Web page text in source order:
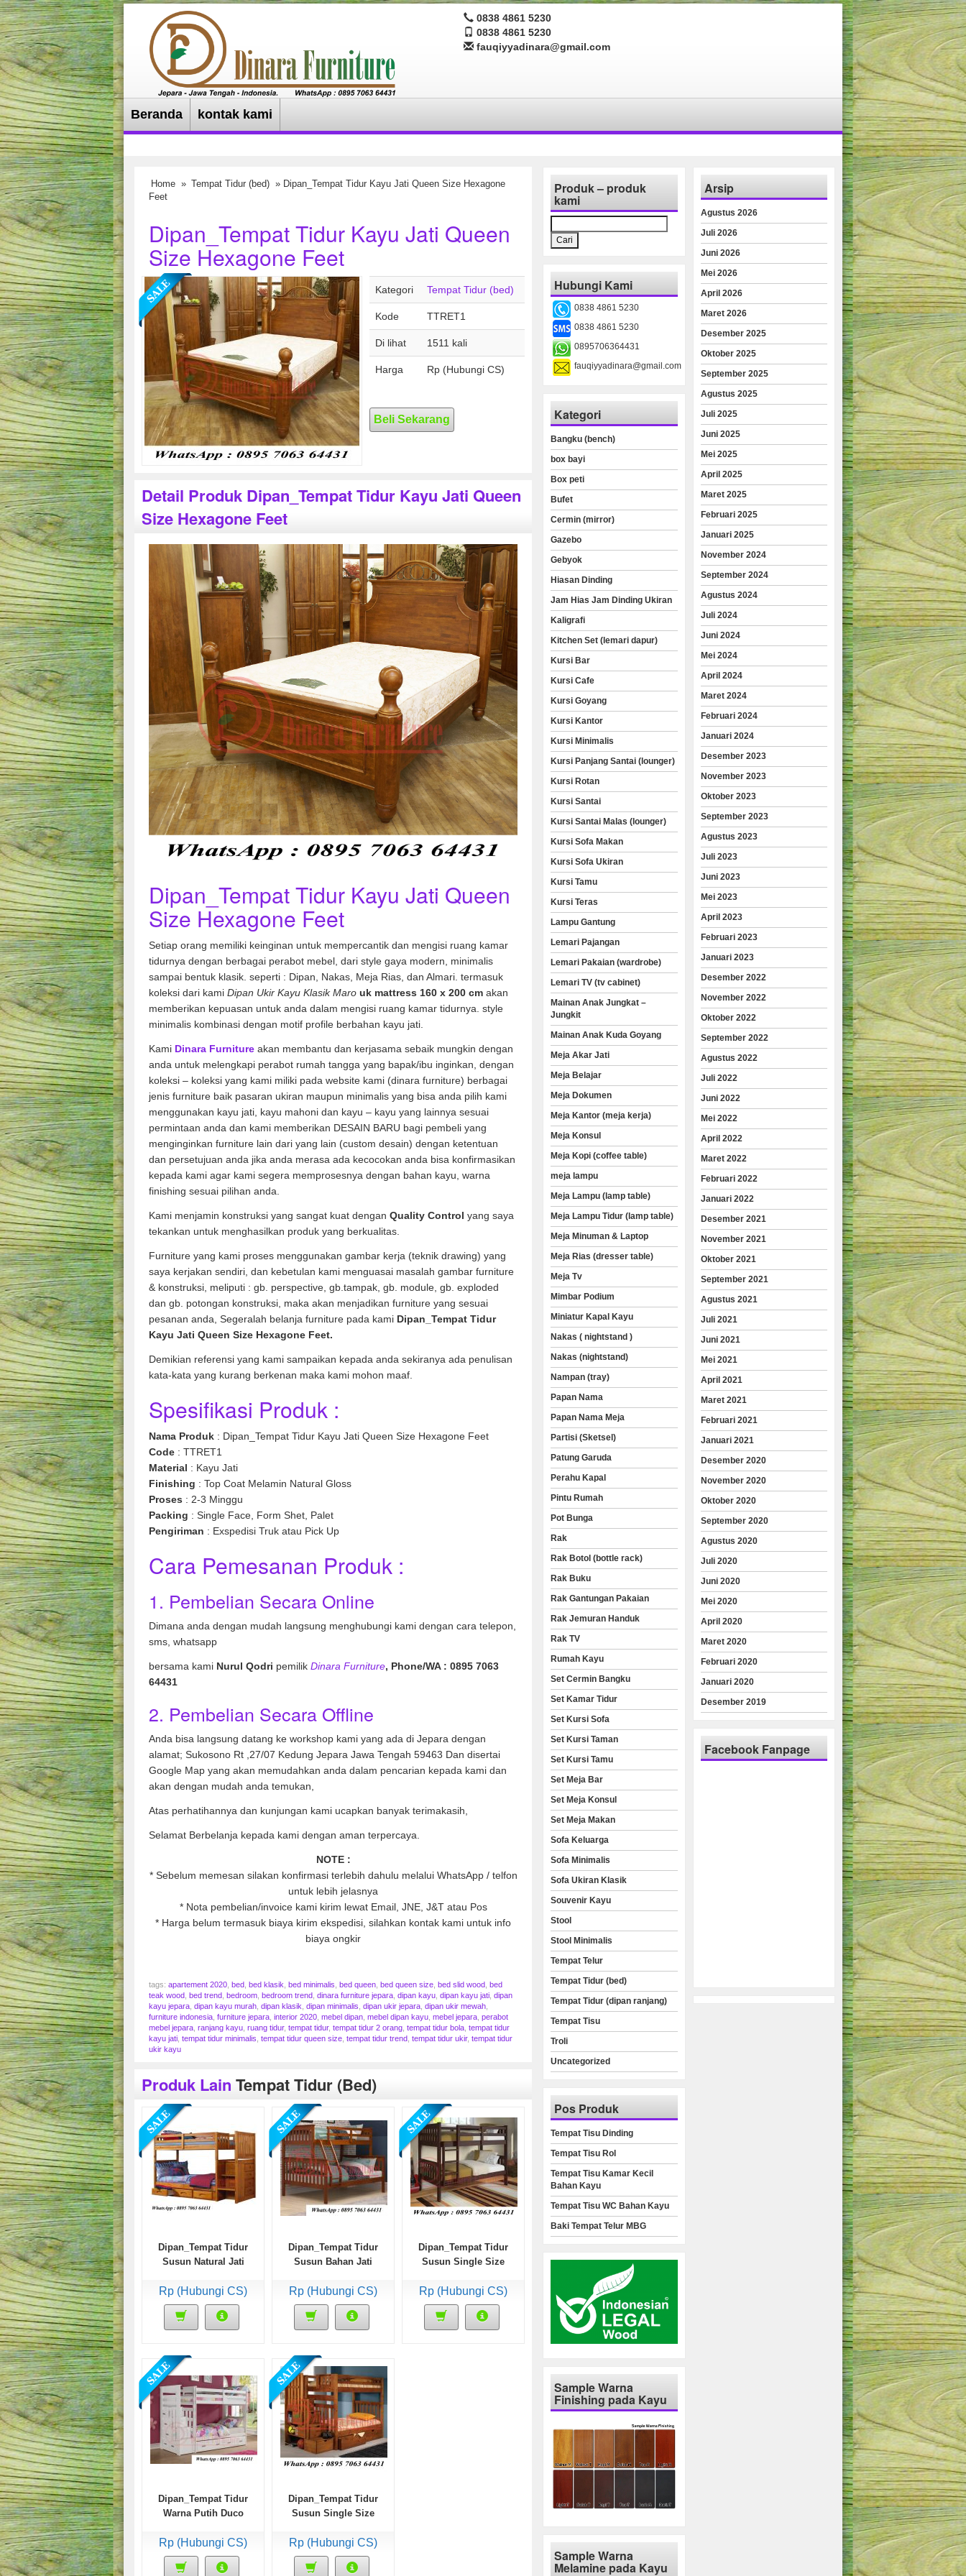
0838 4861 5230
0838 4861 5230
fauqiyyadinara@gmail.com
Beranda kontak kami
Home » Tempat Tidur (bed) » Dipan_Tempat Tidur Kayu Jati Queen Size Hexagone
Feet
Dipan_Tempat Tidur Kayu Jati Queen
Size Hexagone Feet
Kategori Tempat Tidur (bed)
Kode TTRET1
Di lihat 1511 kali
Harga Rp (Hubungi CS)
Beli Sekarang
Detail Produk Dipan_Tempat Tidur Kayu Jati Queen
Size Hexagone Feet
Dipan_Tempat Tidur Kayu Jati Queen
Size Hexagone Feet
Setiap orang memiliki keinginan untuk mempercantik dan mengisi ruang kamar
tidurnya dengan berbagai perabot mebel, dari style gaya modern, minimalis
sampai bentuk klasik. seperti : Dipan, Nakas, Meja Rias, dan Almari. termasuk
koleksi dari kami Dipan Ukir Kayu Klasik Maro uk mattress 160 x 200 cm akan
memberikan kepuasan untuk anda dalam mengisi ruang kamar tidurnya. style
minimalis kombinasi dengan motif profile berbahan kayu jati.
Kami Dinara Furniture akan membantu dan kerjasama sebaik mungkin dengan
anda untuk melengkapi perabot rumah tangga yang bapak/ibu inginkan, dengan
koleksi – koleksi yang kami miliki pada website kami (dinara furniture) berbagai
jenis furniture baik pasaran ukiran maupun minimalis yang bisa anda pilih kami
menggunakan kayu jati, kayu mahoni dan kayu – kayu yang lainnya sesuai
permintaan anda dan kami memberikan DESAIN BARU bagi pembeli yang
menginginkan furniture lain dari yang lain (custom desain) dengan ketentuan
dan persetujuan anda jika anda merasa ada kecocokan anda bisa konfirmasikan
kepada kami agar kami segera memprosesnya dengan bahan kayu, warna
finishing sesuai pilihan anda.
Kami menjamin konstruksi yang sangat kuat dengan Quality Control yang saya
tekankan untuk menghasilkan produk yang berkualitas.
Furniture yang kami proses menggunakan gambar kerja (teknik drawing) yang
saya kerjakan sendiri, dan kebetulan kami menguasai masalah gambar furniture
& konstruksi, meliputi : gb. perspective, gb.tampak, gb. module, gb. exploded
dan gb. potongan konstruksi, maka akan menjadikan furniture yang sesuai
pesanan anda, Segeralah belanja furniture pada kami Dipan_Tempat Tidur
Kayu Jati Queen Size Hexagone Feet.
Demikian referensi yang kami sampaikan kepada anda sekiranya ada penulisan
kata-kata yang kurang berkenan maka kami mohon maaf.
Spesifikasi Produk :
Nama Produk : Dipan_Tempat Tidur Kayu Jati Queen Size Hexagone Feet
Code : TTRET1
Material : Kayu Jati
Finishing : Top Coat Melamin Natural Gloss
Proses : 2-3 Minggu
Packing : Single Face, Form Shet, Palet
Pengiriman : Exspedisi Truk atau Pick Up
Cara Pemesanan Produk :
1. Pembelian Secara Online
Dimana anda dengan mudah langsung menghubungi kami dengan cara telepon,
sms, whatsapp
bersama kami Nurul Qodri pemilik Dinara Furniture, Phone/WA : 0895 7063
64431
2. Pembelian Secara Offline
Anda bisa langsung datang ke workshop kami yang ada di Jepara dengan
alamat; Sukosono Rt ,27/07 Kedung Jepara Jawa Tengah 59463 Dan disertai
Google Map yang akan memudahkan anda dalam pencarian kepada kami dan
akan dengan mudah anda temukan,
Atas perhatihannya dan kunjungan kami ucapkan banyak terimakasih,
Selamat Berbelanja kepada kami dengan aman terpercaya.
NOTE :
* Sebelum memesan silakan konfirmasi terlebih dahulu melalui WhatsApp / telfon
untuk lebih jelasnya
* Nota pembelian/invoice kami kirim lewat Email, JNE, J&T atau Pos
* Harga belum termasuk biaya kirim ekspedisi, silahkan kontak kami untuk info
biaya ongkir
tags: apartement 2020 bed bed klasik bed minimalis bed queen bed queen size bed slid wood bed
teak wood bed trend bedroom bedroom trend dinara furniture jepara dipan kayu dipan kayu jati dipan
kayu jepara dipan kayu murah dipan klasik dipan minimalis dipan ukir jepara dipan ukir mewah
furniture indonesia furniture jepara interior 2020 mebel dipan mebel dipan kayu mebel jepara perabot
mebel jepara ranjang kayu ruang tidur, tempat tidur, tempat tidur 2 orang tempat tidur bola tempat tidur
kayu jati tempat tidur minimalis tempat tidur queen size tempat tidur trend tempat tidur ukir, tempat tidur
ukir kayu
Produk Lain Tempat Tidur (bed)
Dipan_Tempat Tidur
Susun Natural Jati
Rp (Hubungi CS)
Dipan_Tempat Tidur
Susun Bahan Jati
Rp (Hubungi CS)
Dipan_Tempat Tidur
Susun Single Size
Rp (Hubungi CS)
Dipan_Tempat Tidur
Warna Putih Duco
Rp (Hubungi CS)
Dipan_Tempat Tidur
Susun Single Size
Rp (Hubungi CS)
Produk – produk
kami
untuk:
Hubungi Kami
0838 4861 5230
0838 4861 5230
0895706364431
fauqiyyadinara@gmail.com
Kategori
Bangku (bench)
box bayi
Box peti
Bufet
Cermin (mirror)
Gazebo
Gebyok
Hiasan Dinding
Jam Hias Jam Dinding Ukiran
Kaligrafi
Kitchen Set (lemari dapur)
Kursi Bar
Kursi Cafe
Kursi Goyang
Kursi Kantor
Kursi Minimalis
Kursi Panjang Santai (lounger)
Kursi Rotan
Kursi Santai
Kursi Santai Malas (lounger)
Kursi Sofa Makan
Kursi Sofa Ukiran
Kursi Tamu
Kursi Teras
Lampu Gantung
Lemari Pajangan
Lemari Pakaian (wardrobe)
Lemari TV (tv cabinet)
Mainan Anak Jungkat –
Jungkit
Mainan Anak Kuda Goyang
Meja Akar Jati
Meja Belajar
Meja Dokumen
Meja Kantor (meja kerja)
Meja Konsul
Meja Kopi (coffee table)
meja lampu
Meja Lampu (lamp table)
Meja Lampu Tidur (lamp table)
Meja Minuman & Laptop
Meja Rias (dresser table)
Meja Tv
Mimbar Podium
Miniatur Kapal Kayu
Nakas ( nightstand )
Nakas (nightstand)
Nampan (tray)
Papan Nama
Papan Nama Meja
Partisi (Sketsel)
Patung Garuda
Perahu Kapal
Pintu Rumah
Pot Bunga
Rak
Rak Botol (bottle rack)
Rak Buku
Rak Gantungan Pakaian
Rak Jemuran Handuk
Rak TV
Rumah Kayu
Set Cermin Bangku
Set Kamar Tidur
Set Kursi Sofa
Set Kursi Taman
Set Kursi Tamu
Set Meja Bar
Set Meja Konsul
Set Meja Makan
Sofa Keluarga
Sofa Minimalis
Sofa Ukiran Klasik
Souvenir Kayu
Stool
Stool Minimalis
Tempat Telur
Tempat Tidur (bed)
Tempat Tidur (dipan ranjang)
Tempat Tisu
Troli
Uncategorized
Pos Produk
Tempat Tisu Dinding
Tempat Tisu Rol
Tempat Tisu Kamar Kecil
Bahan Kayu
Tempat Tisu WC Bahan Kayu
Baki Tempat Telur MBG
Sample Warna
Finishing pada Kayu
Sample Warna
Melamine pada Kayu
Arsip
Agustus 2026
Juli 2026
Juni 2026
Mei 2026
April 2026
Maret 2026
Desember 2025
Oktober 2025
September 2025
Agustus 2025
Juli 2025
Juni 2025
Mei 2025
April 2025
Maret 2025
Februari 2025
Januari 2025
November 2024
September 2024
Agustus 2024
Juli 2024
Juni 2024
Mei 2024
April 2024
Maret 2024
Februari 2024
Januari 2024
Desember 2023
November 2023
Oktober 2023
September 2023
Agustus 2023
Juli 2023
Juni 2023
Mei 2023
April 2023
Februari 2023
Januari 2023
Desember 2022
November 2022
Oktober 2022
September 2022
Agustus 2022
Juli 2022
Juni 2022
Mei 2022
April 2022
Maret 2022
Februari 2022
Januari 2022
Desember 2021
November 2021
Oktober 2021
September 2021
Agustus 2021
Juli 2021
Juni 2021
Mei 2021
April 2021
Maret 2021
Februari 2021
Januari 2021
Desember 2020
November 2020
Oktober 2020
September 2020
Agustus 2020
Juli 2020
Juni 2020
Mei 2020
April 2020
Maret 2020
Februari 2020
Januari 2020
Desember 2019
Facebook Fanpage